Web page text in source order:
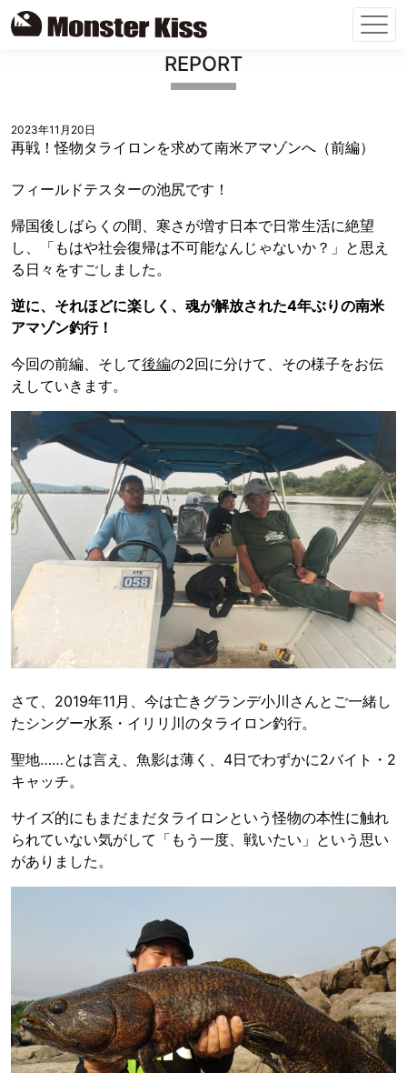
REPORT
2023年11月20日
再戦！怪物タライロンを求めて南米アマゾンへ（前編）
フィールドテスターの池尻です！
帰国後しばらくの間、寒さが増す日本で日常生活に絶望
し、「もはや社会復帰は不可能なんじゃないか？」と思え
る日々をすごしました。
逆に、それほどに楽しく、魂が解放された4年ぶりの南米
アマゾン釣行！
今回の前編、そして後編の2回に分けて、その様子をお伝
えしていきます。
さて、2019年11月、今は亡きグランデ小川さんとご一緒し
たシングー水系・イリリ川のタライロン釣行。
聖地……とは言え、魚影は薄く、4日でわずかに2バイト・2
キャッチ。
サイズ的にもまだまだタライロンという怪物の本性に触れ
られていない気がして「もう一度、戦いたい」という思い
がありました。